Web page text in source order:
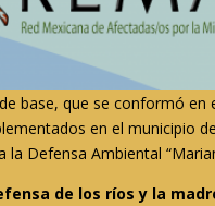
base, que se conformó
en el municipio
Defensa Ambiental
de los ríos y la